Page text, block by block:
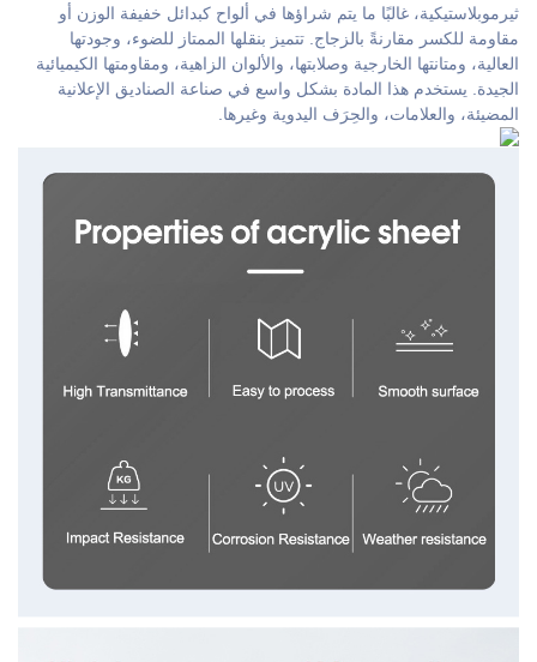
ثيرموبلاستيكية، غالبًا ما يتم شراؤها في ألواح كبدائل خفيفة الوزن أو
مقاومة للكسر مقارنةً بالزجاج. تتميز بنقلها الممتاز للضوء، وجودتها
العالية، ومتانتها الخارجية وصلابتها، والألوان الزاهية، ومقاومتها الكيميائية
الجيدة. يستخدم هذا المادة بشكل واسع في صناعة الصناديق الإعلانية
المضيئة، والعلامات، والحِرَف اليدوية وغيرها.